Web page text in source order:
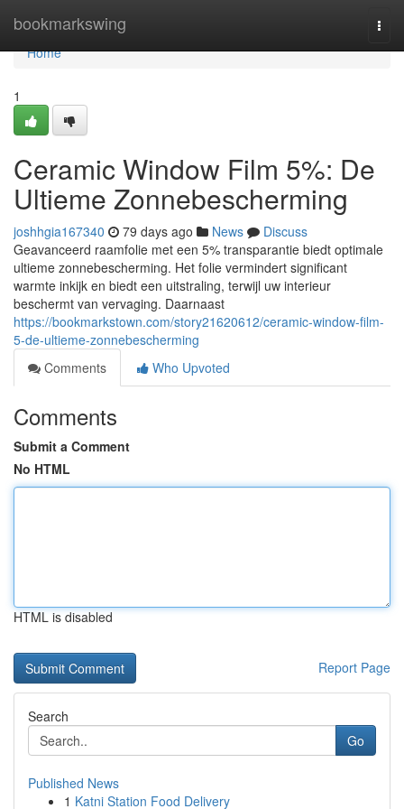
bookmarkswing
Home
Home
1
Ceramic Window Film 5%: De
Ultieme Zonnebescherming
joshhgia167340 79 days ago News
Discuss
Geavanceerd raamfolie met een 5% transparantie biedt optimale
ultieme zonnebescherming. Het folie vermindert significant
warmte inkijk en biedt een uitstraling, terwijl uw interieur
beschermt van vervaging. Daarnaast
https://bookmarkstown.com/story21620612/ceramic-window-film-
5-de-ultieme-zonnebescherming
Comments
Who Upvoted
Comments
Submit a Comment
No HTML
HTML is disabled
Report Page
Search
Go
Published News
1 Katni Station Food Delivery